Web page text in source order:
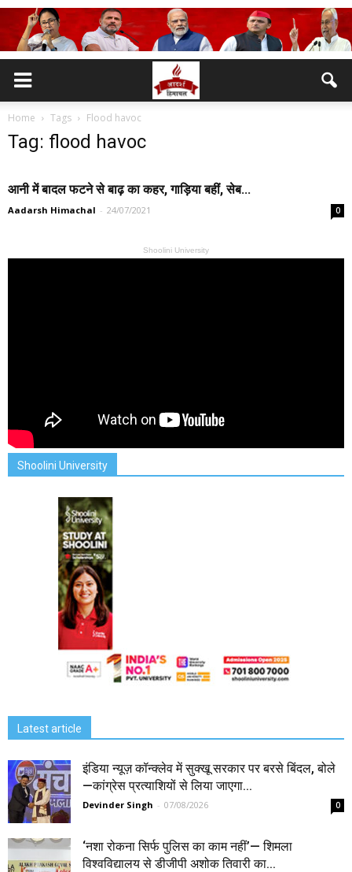
Home Tags Flood havoc
Tag: flood havoc
आनी में बादल फटने से बाढ़ का कहर, गाड़िया बहीं, सेब...
Aadarsh Himachal - 24/07/2021 0
Shoolini University
Shoolini University
Latest article
इंडिया न्यूज़ कॉन्क्लेव में सुक्खू सरकार पर बरसे बिंदल, बोले
—कांग्रेस प्रत्याशियों से लिया जाएगा...
Devinder Singh - 07/08/2026 0
‘नशा रोकना सिर्फ पुलिस का काम नहीं’— शिमला
विश्वविद्यालय से डीजीपी अशोक तिवारी का...